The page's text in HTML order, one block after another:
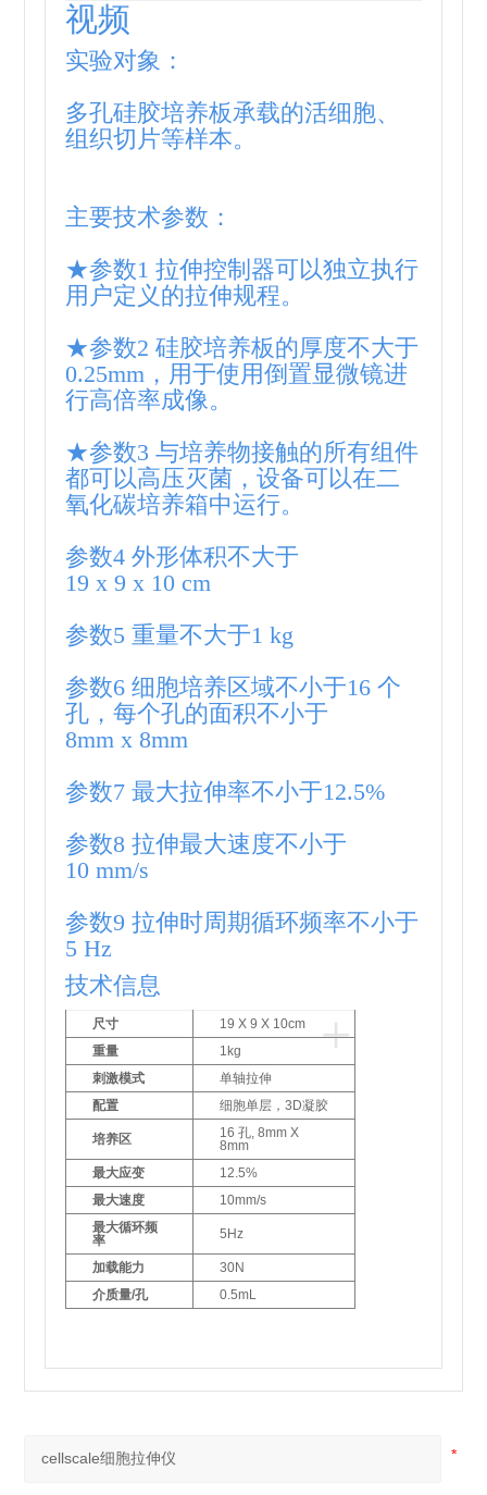
视频
实验对象：
多孔硅胶培养板承载的活细胞、
组织切片等样本。
主要技术参数：
★参数1 拉伸控制器可以独立执行
用户定义的拉伸规程。
★参数2 硅胶培养板的厚度不大于
0.25mm，用于使用倒置显微镜进
行高倍率成像。
★参数3 与培养物接触的所有组件
都可以高压灭菌，设备可以在二
氧化碳培养箱中运行。
参数4 外形体积不大于
19 x 9 x 10 cm
参数5 重量不大于1 kg
参数6 细胞培养区域不小于16 个
孔，每个孔的面积不小于
8mm x 8mm
参数7 最大拉伸率不小于12.5%
参数8 拉伸最大速度不小于
10 mm/s
参数9 拉伸时周期循环频率不小于
5 Hz
技术信息
+
尺寸
19 X 9 X 10cm
重量
1kg
刺激模式
单轴拉伸
配置
细胞单层，3D凝胶
培养区
16 孔, 8mm X
8mm
最大应变
12.5%
最大速度
10mm/s
最大循环频
率
5Hz
加载能力
30N
介质量/孔
0.5mL